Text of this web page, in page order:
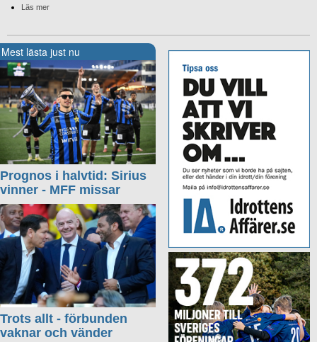
Läs mer
Mest lästa just nu
Prognos i halvtid: Sirius
vinner - MFF missar
Trots allt - förbunden
vaknar och vänder